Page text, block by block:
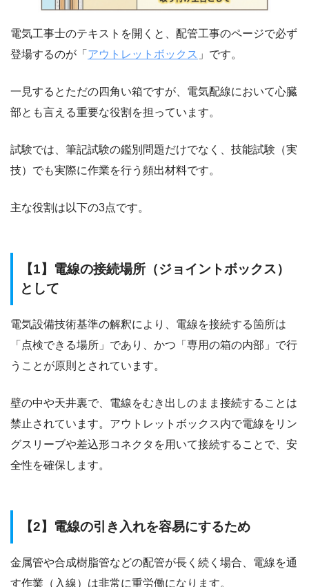
電気工事士のテキストを開くと、配管工事のページで必ず
登場するのが「 アウトレットボックス 」です。
一見するとただの四角い箱ですが、電気配線において心臓
部とも言える重要な役割を担っています。
試験では、筆記試験の鑑別問題だけでなく、技能試験（実
技）でも実際に作業を行う頻出材料です。
主な役割は以下の3点です。
【1】電線の接続場所（ジョイントボックス）
として
電気設備技術基準の解釈により、電線を接続する箇所は
「点検できる場所」であり、かつ「専用の箱の内部」で行
うことが原則とされています。
壁の中や天井裏で、電線をむき出しのまま接続することは
禁止されています。アウトレットボックス内で電線をリン
グスリーブや差込形コネクタを用いて接続することで、安
全性を確保します。
【2】電線の引き入れを容易にするため
金属管や合成樹脂管などの配管が長く続く場合、電線を通
す作業（入線）は非常に重労働になります。